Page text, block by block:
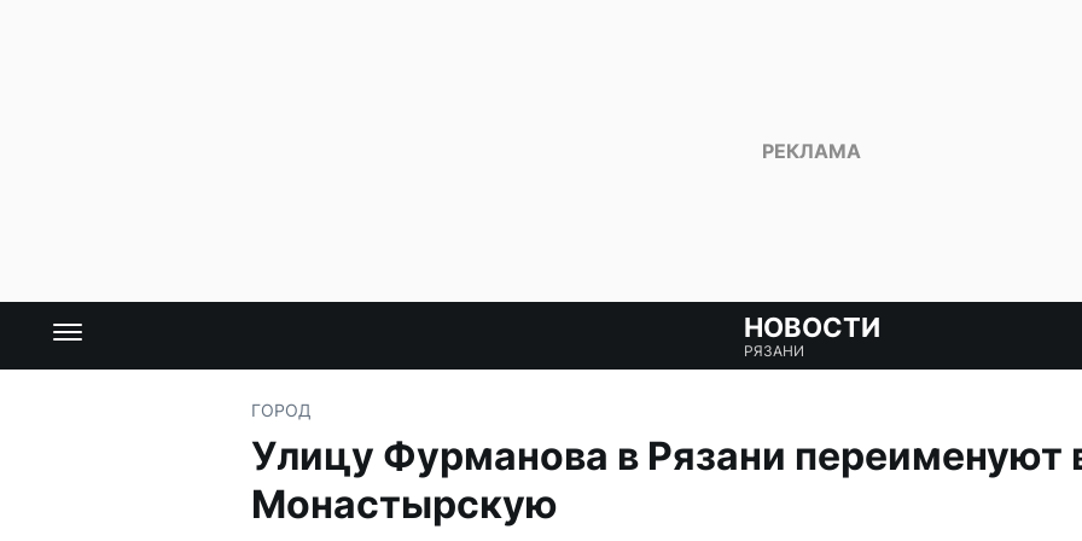
НОВОСТИ
РЯЗАНИ
ГОРОД
Улицу Фурманова в Рязани переименуют
Монастырскую